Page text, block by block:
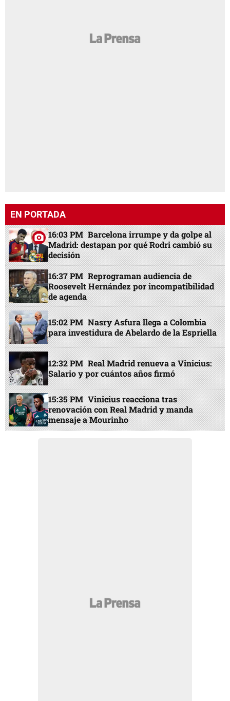
EN PORTADA
16:03 PM Barcelona irrumpe y da golpe al
Madrid: destapan por qué Rodri cambió su
decisión
16:37 PM Reprograman audiencia de
Roosevelt Hernández por incompatibilidad
de agenda
15:02 PM Nasry Asfura llega a Colombia
para investidura de Abelardo de la Espriella
12:32 PM Real Madrid renueva a Vinicius:
Salario y por cuántos años firmó
15:35 PM Vinicius reacciona tras
renovación con Real Madrid y manda
mensaje a Mourinho